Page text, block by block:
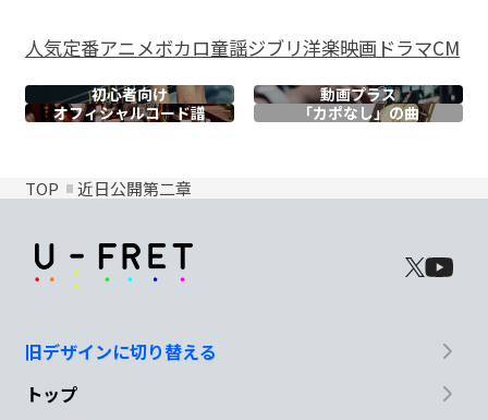
人気定番アニメボカロ童謡ジブリ洋楽映画ドラマCM
初心者向け
動画プラス
オフィシャルコード譜 「カポなし」の曲
TOP 近日公開第二章
旧デザインに切り替える
トップ